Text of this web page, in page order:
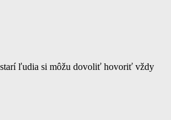
ľudia si môžu dovoliť hovoriť vždy